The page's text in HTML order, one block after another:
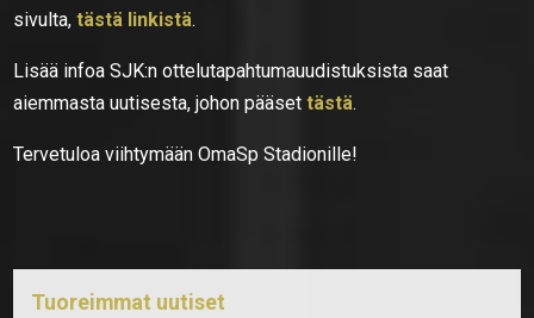
sivulta,tästä linkistä.
Lisää infoa SJK:n ottelutapahtumauudistuksista saat
aiemmasta uutisesta, johon pääsettästä.
Tervetuloa viihtymään OmaSp Stadionille!
Tuoreimmat uutiset